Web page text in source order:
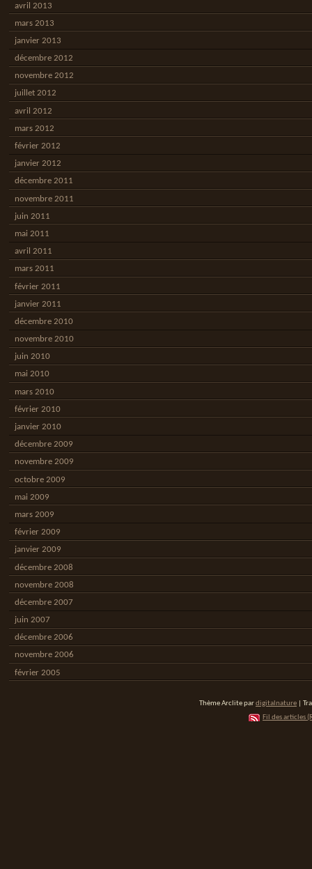
avril 2013
mars 2013
janvier 2013
décembre 2012
novembre 2012
juillet 2012
avril 2012
mars 2012
février 2012
janvier 2012
décembre 2011
novembre 2011
juin 2011
mai 2011
avril 2011
mars 2011
février 2011
janvier 2011
décembre 2010
novembre 2010
juin 2010
mai 2010
mars 2010
février 2010
janvier 2010
décembre 2009
novembre 2009
octobre 2009
mai 2009
mars 2009
février 2009
janvier 2009
décembre 2008
novembre 2008
décembre 2007
juin 2007
décembre 2006
novembre 2006
février 2005
Thème Arclite pardigitalnature |
Fil des articles